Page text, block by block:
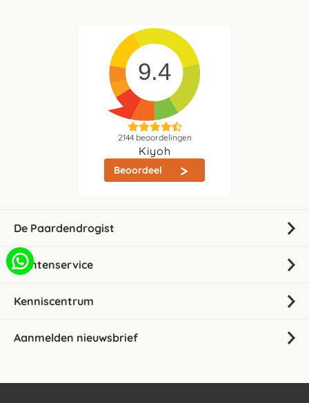
9.4
2144beoordelingen
Kiyoh
Beoordeel
De Paardendrogist
Klantenservice
Kenniscentrum
Aanmelden nieuwsbrief